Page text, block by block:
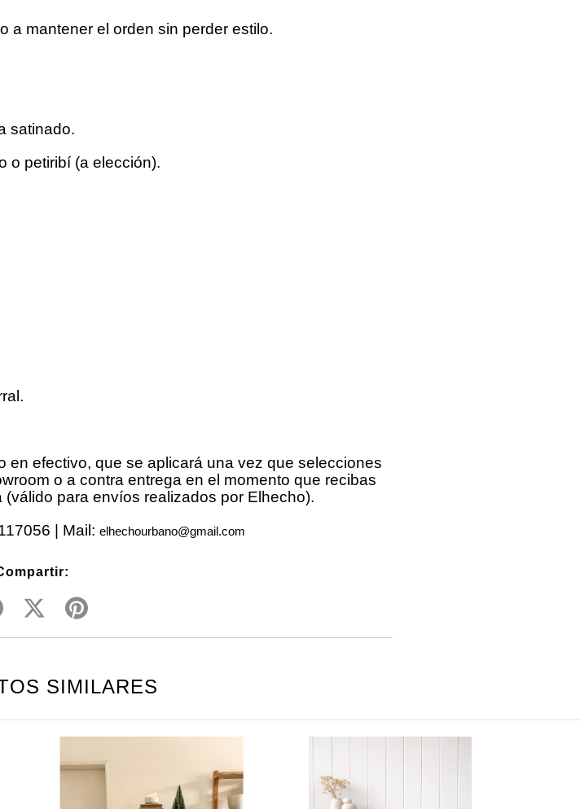
a mantener el orden sin perder estilo.
satinado.
o petiribí (a elección).
efectivo, que se aplicará una vez que selecciones
o a contra entrega en el momento que recibas
para envíos realizados por Elhecho).
| Mail: elhechourbano@gmail.com
SIMILARES